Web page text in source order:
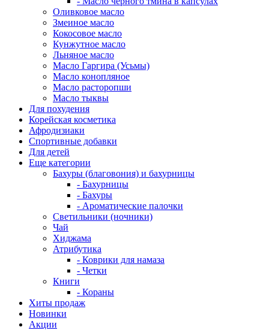
Оливковое масло
Змеиное масло
Кокосовое масло
Кунжутное масло
Льняное масло
Масло Гаргира (Усьмы)
Масло конопляное
Масло расторопши
Масло тыквы
Для похудения
Корейская косметика
Афродизиаки
Спортивные добавки
Для детей
Еще категории
Бахуры (благовония) и бахурницы
- Бахурницы
- Бахуры
- Ароматические палочки
Светильники (ночники)
Чай
Хиджама
Атрибутика
- Коврики для намаза
- Четки
Книги
- Кораны
Хиты продаж
Новинки
Акции